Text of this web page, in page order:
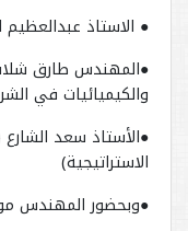
● الاستاذ
●المهندس طارق
والكيميائيات في
●الأستاذ سعد
الاستراتيجية)
●وبحضور المهندس